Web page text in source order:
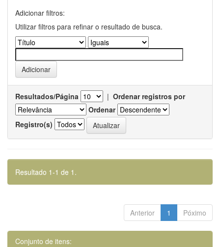
Adicionar filtros:
Utilizar filtros para refinar o resultado de busca.
Resultados/Página | Ordenar registros por
Ordenar
Registro(s)
Resultado 1-1 de 1.
Anterior 1 Póximo
Conjunto de itens: